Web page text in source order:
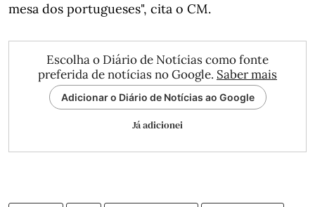
mesa dos portugueses", cita o CM.
Escolha o Diário de Notícias como fonte
preferida de notícias no Google. Saber mais
Adicionar o Diário de Notícias ao Google
Já adicionei